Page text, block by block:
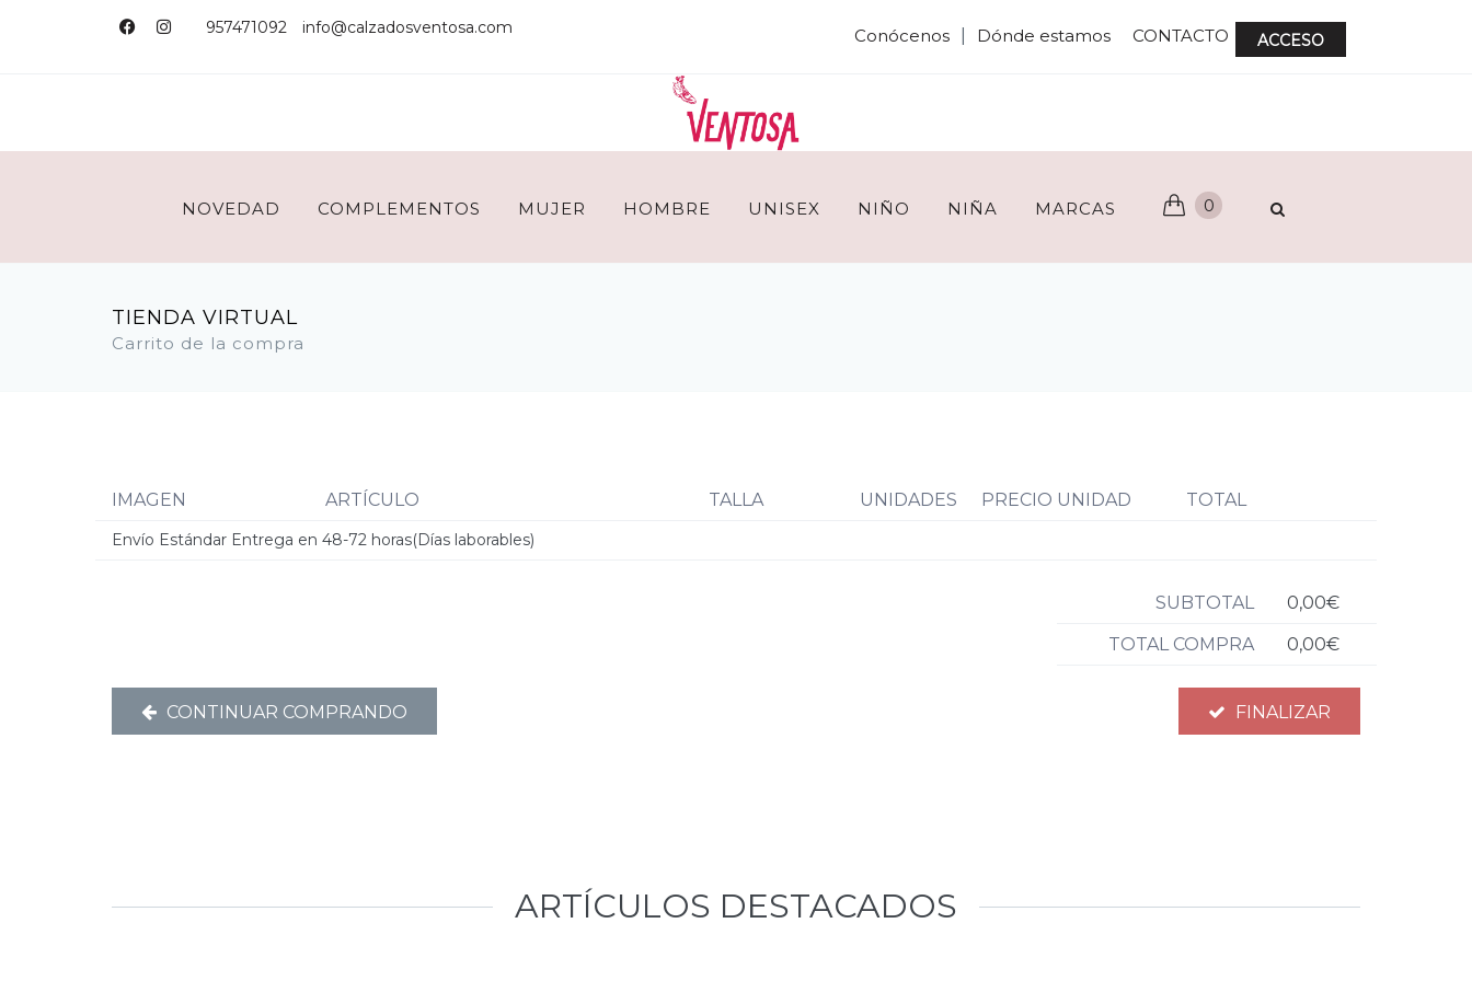
957471092 info@calzadosventosa.com Conócenos Dónde estamos CONTACTO ACCESO
NOVEDAD COMPLEMENTOS MUJER HOMBRE UNISEX NIÑO NIÑA MARCAS 0
TIENDA VIRTUAL
Carrito de la compra
IMAGEN ARTÍCULO TALLA UNIDADES PRECIO UNIDAD TOTAL
Envío Estándar Entrega en 48-72 horas(Días laborables)
SUBTOTAL
0,00€
TOTAL COMPRA
0,00€
CONTINUAR COMPRANDO FINALIZAR
ARTÍCULOS DESTACADOS